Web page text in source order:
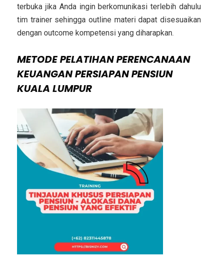
terbuka jika Anda ingin berkomunikasi terlebih dahulu
tim trainer sehingga outline materi dapat disesuaikan
dengan outcome kompetensi yang diharapkan.
METODEPELATIHAN PERENCANAAN
KEUANGAN PERSIAPAN PENSIUN
KUALA LUMPUR